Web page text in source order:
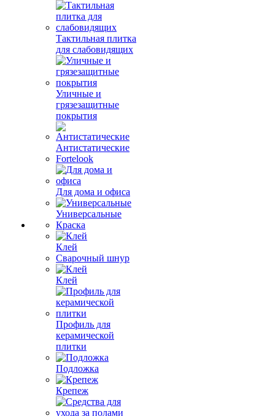
Тактильная плитка
для слабовидящих
Уличные и
грязезащитные
покрытия
Антистатические
Fortelook
Для дома и офиса
Универсальные
Краска
Клей
Сварочный шнур
Клей
Профиль для
керамической
плитки
Подложка
Крепеж